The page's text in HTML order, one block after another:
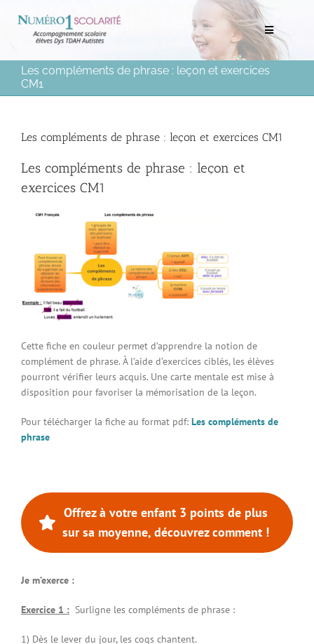
contenu
Toggle
Navigation
Rechercher:
Mentorat scolaire
Soutien aux Parents
Ressources pédagogiques
Médias
Les compléments de phrase : leçon et exercices
CM1
Les compléments de phrase : leçon et exercices CM1
Les compléments de phrase : leçon et
exercices CM1
Cette fiche en couleur permet d’apprendre la notion de
complément de phrase. À l’aide d’exercices ciblés, les élèves
pourront vérifier leurs acquis. Une carte mentale est mise à
disposition pour favoriser la mémorisation de la leçon.
Pour télécharger la fiche au format pdf: Les compléments de
phrase
Offrez à votre enfant 3 points de plus
sur sa moyenne, découvrez comment !
Je m’exerce :
Exercice 1 :Surligne les compléments de phrase :
1) Dès le lever du jour, les coqs chantent.